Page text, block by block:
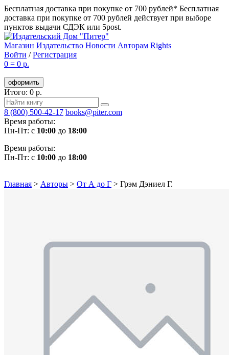
Бесплатная доставка при покупке от 700 рублей* Бесплатная
доставка при покупке от 700 рублей действует при выборе
пунктов выдачи СДЭК или 5post.
Магазин Издательство Новости Авторам Rights
Войти /Регистрация
0 = 0 р.
оформить
Итого: 0 р.
8 (800) 500-42-17 books@piter.com
Время работы:
Пн-Пт: с 10:00 до 18:00
Время работы:
Пн-Пт: с 10:00 до 18:00
Главная > Авторы > От А до Г > Грэм Дэниел Г.